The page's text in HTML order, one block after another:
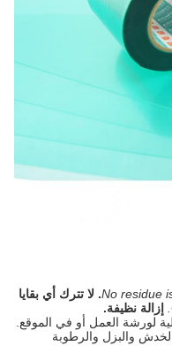
1. لا تترك أي بقايا
إزالة نظيفة.
والبزل والرطوبة